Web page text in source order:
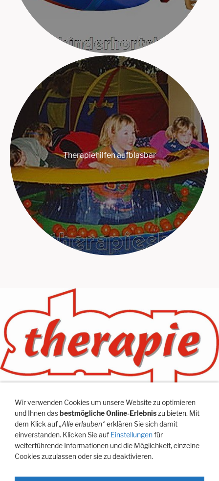
Therapiehilfen aufblasbar
Wir verwenden Cookies um unsere Website zu optimieren
und Ihnen dasbestmögliche Online-Erlebniszu bieten. Mit
dem Klick auf„Alle erlauben“ erklären Sie sich damit
einverstanden. Klicken Sie auf Einstellungenfür
weiterführende Informationen und die Möglichkeit, einzelne
Cookies zuzulassen oder sie zu deaktivieren.